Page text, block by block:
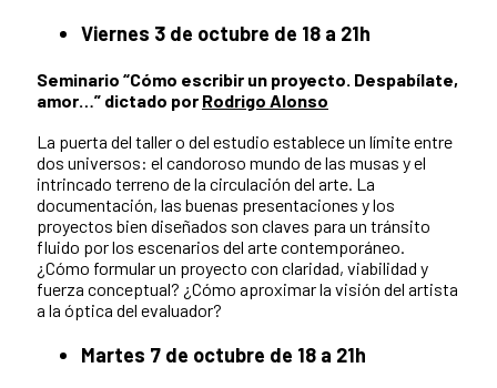
Viernes 3 de octubre de 18 a 21h
Seminario “Cómo escribir un proyecto. Despabílate,
amor…” dictado por Rodrigo Alonso
La puerta del taller o del estudio establece un límite entre
dos universos: el candoroso mundo de las musas y el
intrincado terreno de la circulación del arte. La
documentación, las buenas presentaciones y los
proyectos bien diseñados son claves para un tránsito
fluido por los escenarios del arte contemporáneo.
¿Cómo formular un proyecto con claridad, viabilidad y
fuerza conceptual? ¿Cómo aproximar la visión del artista
a la óptica del evaluador?
Martes 7 de octubre de 18 a 21h